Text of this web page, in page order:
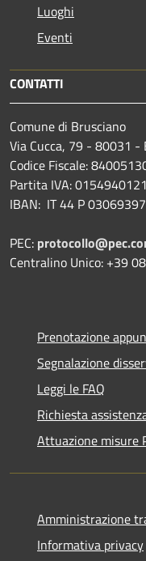
Luoghi
Eventi
CONTATTI
Comune di Brusciano
Via Cucca, 79 - 80031 -
Codice Fiscale:
Partita IVA:
IBAN: IT 44 P
PEC:
Centralino Unico: +39
Prenotazione
Segnalazione
Leggi le FAQ
Richiesta
Attuazione misure
Amministrazione
Informativa privacy